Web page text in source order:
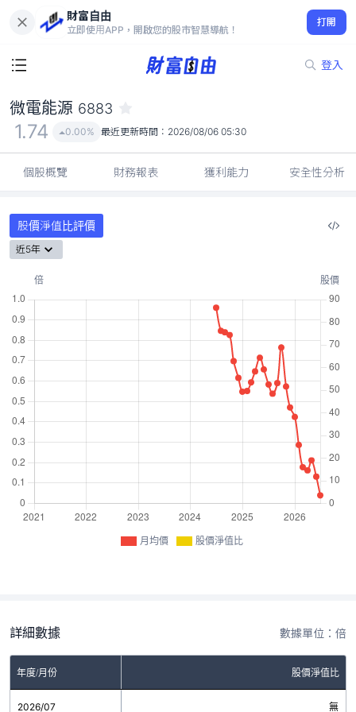
財富自由
立即使用APP，開啟您的股市智慧導航！
打開
登入
1.74
0.00%
微電能源 6883
1.74 0.00% 最近更新時間： 2026/08/06 05:30
個股概覽 財務報表 獲利能力 安全性分析
股價淨值比評價
近5年
月均價 股價淨值比
詳細數據 數據單位：倍
年度/月份 股價淨值比
2026/07 無